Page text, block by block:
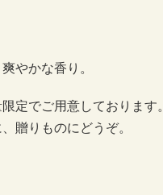
やかな香り。
定でご用意しております。
贈りものにどうぞ。